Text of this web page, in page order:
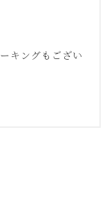
キングもござい